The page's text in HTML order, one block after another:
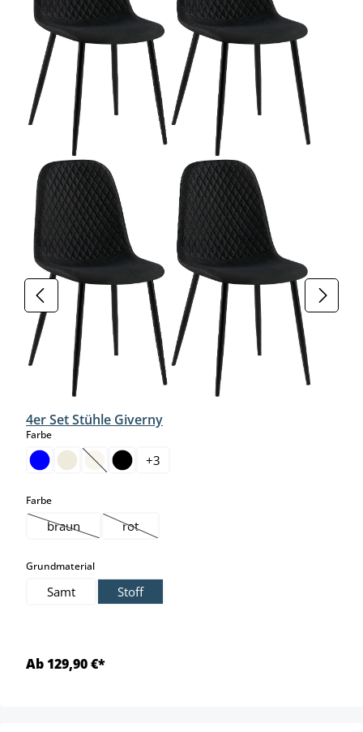
4er Set Stühle Giverny
Farbeauswählen
(Diese Option ist zurzeit nicht verfügbar.)
+3
Farbeauswählen
braun
(Diese Option ist zurzeit nicht verfügbar.)
rot
(Diese Option ist zurzeit nicht verfügbar.)
Grundmaterialauswählen
Samt Stoff
Ab 129,90 €*